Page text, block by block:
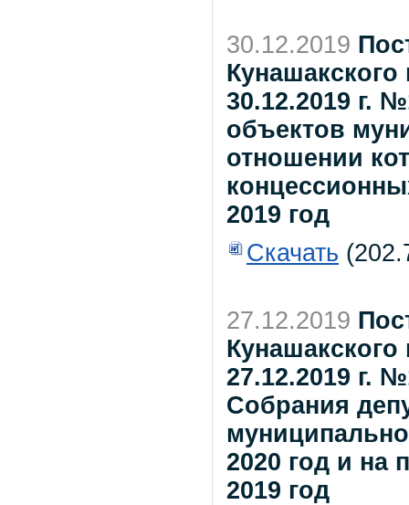
30.12.2019
30.12.2019 г.
объектов
отношении
2019 год
Скачать
27.12.2019
27.12.2019 г.
Собрания
2020 год и на
2019 год